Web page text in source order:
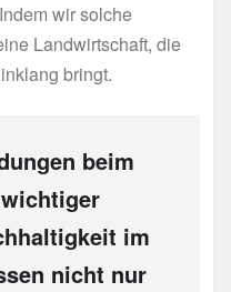
wir solche
Landwirtschaft, die
bringt.
beim
im
nicht nur